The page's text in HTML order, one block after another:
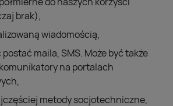
brak),
wiadomością,
maila, SMS. Może być także
na portalach
metody socjotechniczne,